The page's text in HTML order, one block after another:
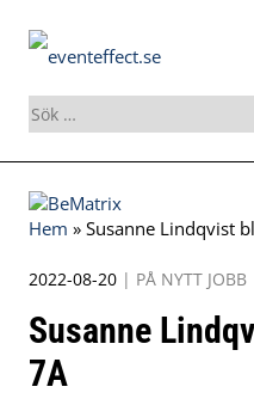
Sök
efter:
Skip
to
Hem » Susanne Lindqvist
2022-08-20 | PÅ NYTT JOBB
Susanne
7A